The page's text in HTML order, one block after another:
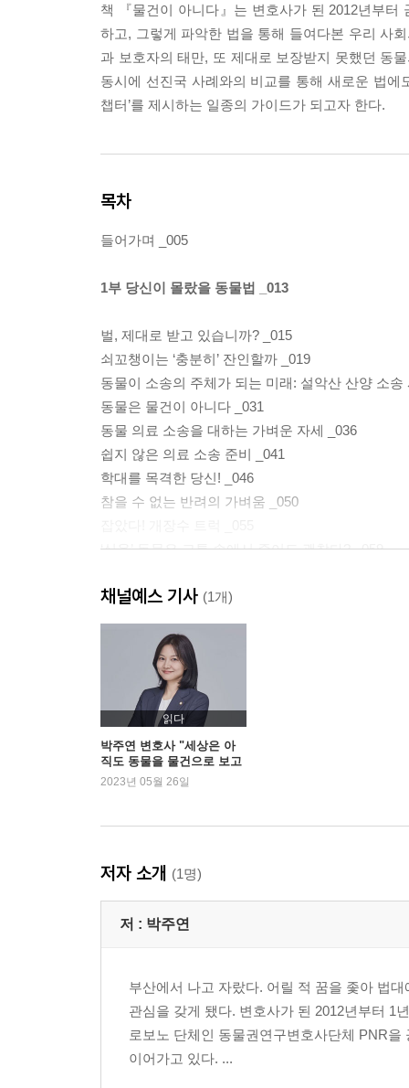
책 『물건이 아니다』는 변호사가 된 2012년부터
하고, 그렇게 파악한 법을 통해 들여다본 우리 사
과 보호자의 태만, 또 제대로 보장받지 못했던 동
동시에 선진국 사례와의 비교를 통해 새로운 법에
챕터’를 제시하는 일종의 가이드가 되고자 한다.
목차
들어가며 _005
1부 당신이 몰랐을 동물법 _013
벌, 제대로 받고 있습니까? _015
쇠꼬챙이는 ‘충분히’ 잔인할까 _019
동물이 소송의 주체가 되는 미래: 설악산 산양 소송
동물은 물건이 아니다 _031
동물 의료 소송을 대하는 가벼운 자세 _036
쉽지 않은 의료 소송 준비 _041
학대를 목격한 당신! _046
참을 수 없는 반려의 가벼움 _050
‘식용’ 동물은 고통 속에서 죽어도 괜찮다? _059
2부 동물과 인간의 더 나은 관계 맺기: 새로운 동물
새로운 동물법 1. 동물보호법 _073
새로운 동물법 2. 동물원법과 야생생물법 _087
만족하기엔 이르다 _096
3부 일상의 폭력 _111
동물권 vs 재산권 _138
사람을 물면 죽여도 되나요?_142
응답하라, 비봉아! _146
채널예스 기사 (1개)
읽다
박주연 변호사 "세상은 아
직도 동물을 물건으로 보고
있어요"
2023년 05월 26일
저자 소개 (1명)
저 : 박주연
부산에서 나고 자랐다. 어릴 적 꿈을 좇아 법
관심을 갖게 됐다. 변호사가 된 2012년부터 1
로보노 단체인 동물권연구변호사단체 PNR
이어가고 있다. ...